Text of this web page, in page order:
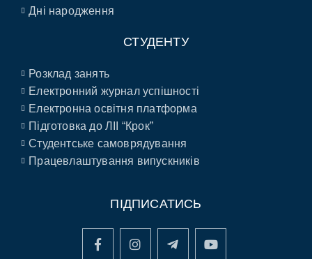
Дні народження
СТУДЕНТУ
Розклад занять
Електронний журнал успішності
Електронна освітня платформа
Підготовка до ЛІІ “Крок”
Студентське самоврядування
Працевлаштування випускників
ПІДПИСАТИСЬ